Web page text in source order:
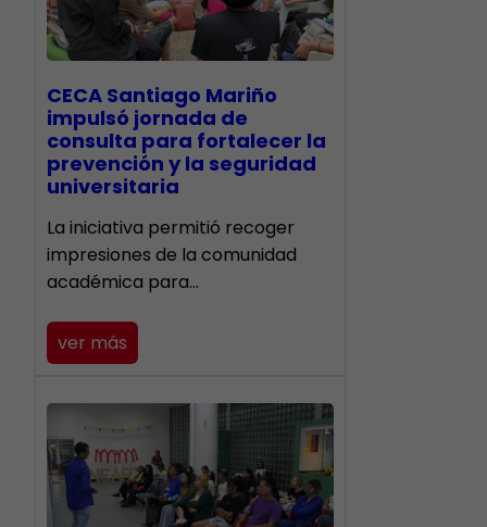
CECA Santiago Mariño
impulsó jornada de
consulta para fortalecer la
prevención y la seguridad
universitaria
La iniciativa permitió recoger
impresiones de la comunidad
académica para…
ver más